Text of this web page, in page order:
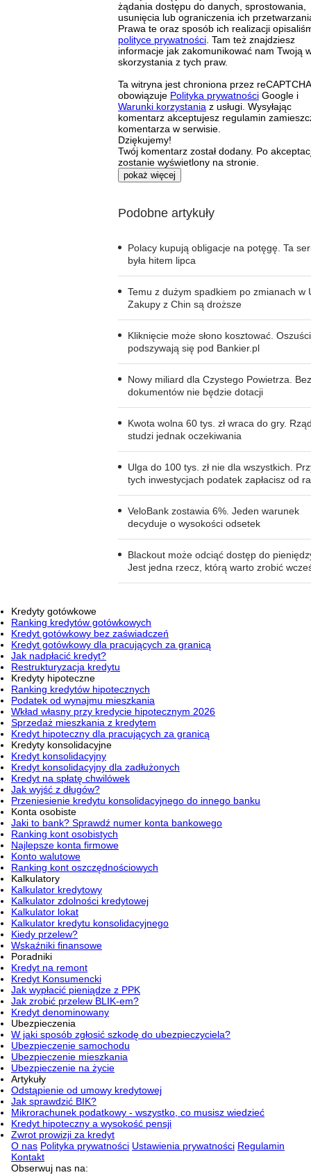
żądania dostępu do danych, sprostowania,
usunięcia lub ograniczenia ich
Prawa te oraz sposób ich realizacji
polityce prywatności. Tam też znajdziesz
informacje jak zakomunikować nam Twoją
skorzystania z tych praw.
Ta witryna jest chroniona przez
obowiązuje Polityka prywatności Google i
Warunki korzystania z usługi. Wysyłając
komentarz akceptujesz regulamin
komentarza w serwisie.
Dziękujemy!
Twój komentarz został dodany. Po
zostanie wyświetlony na stronie.
pokaż więcej
Podobne artykuły
Polacy kupują obligacje na potęgę. Ta
była hitem lipca
Temu z dużym spadkiem po zmianach w
Zakupy z Chin są droższe
Kliknięcie może słono kosztować. Oszuści
podszywają się pod Bankier.pl
Nowy miliard dla Czystego Powietrza.
dokumentów nie będzie dotacji
Kwota wolna 60 tys. zł wraca do gry.
studzi jednak oczekiwania
Ulga do 100 tys. zł nie dla wszystkich.
tych inwestycjach podatek zapłacisz od
VeloBank zostawia 6%. Jeden warunek
decyduje o wysokości odsetek
Blackout może odciąć dostęp do
Jest jedna rzecz, którą warto zrobić
Kredyty gotówkowe
Ranking kredytów gotówkowych
Kredyt gotówkowy bez zaświadczeń
Kredyt gotówkowy dla pracujących za granicą
Jak nadpłacić kredyt?
Restrukturyzacja kredytu
Kredyty hipoteczne
Ranking kredytów hipotecznych
Podatek od wynajmu mieszkania
Wkład własny przy kredycie hipotecznym 2026
Sprzedaż mieszkania z kredytem
Kredyt hipoteczny dla pracujących za granicą
Kredyty konsolidacyjne
Kredyt konsolidacyjny
Kredyt konsolidacyjny dla zadłużonych
Kredyt na spłatę chwilówek
Jak wyjść z długów?
Przeniesienie kredytu konsolidacyjnego do innego banku
Konta osobiste
Jaki to bank? Sprawdź numer konta bankowego
Ranking kont osobistych
Najlepsze konta firmowe
Konto walutowe
Ranking kont oszczędnościowych
Kalkulatory
Kalkulator kredytowy
Kalkulator zdolności kredytowej
Kalkulator lokat
Kalkulator kredytu konsolidacyjnego
Kiedy przelew?
Wskaźniki finansowe
Poradniki
Kredyt na remont
Kredyt Konsumencki
Jak wypłacić pieniądze z PPK
Jak zrobić przelew BLIK-em?
Kredyt denominowany
Ubezpieczenia
W jaki sposób zgłosić szkodę do ubezpieczyciela?
Ubezpieczenie samochodu
Ubezpieczenie mieszkania
Ubezpieczenie na życie
Artykuły
Odstąpienie od umowy kredytowej
Jak sprawdzić BIK?
Mikrorachunek podatkowy - wszystko, co musisz wiedzieć
Kredyt hipoteczny a wysokość pensji
Zwrot prowizji za kredyt
O nas Polityka prywatności Ustawienia prywatności Regulamin
Kontakt
Obserwuj nas na: